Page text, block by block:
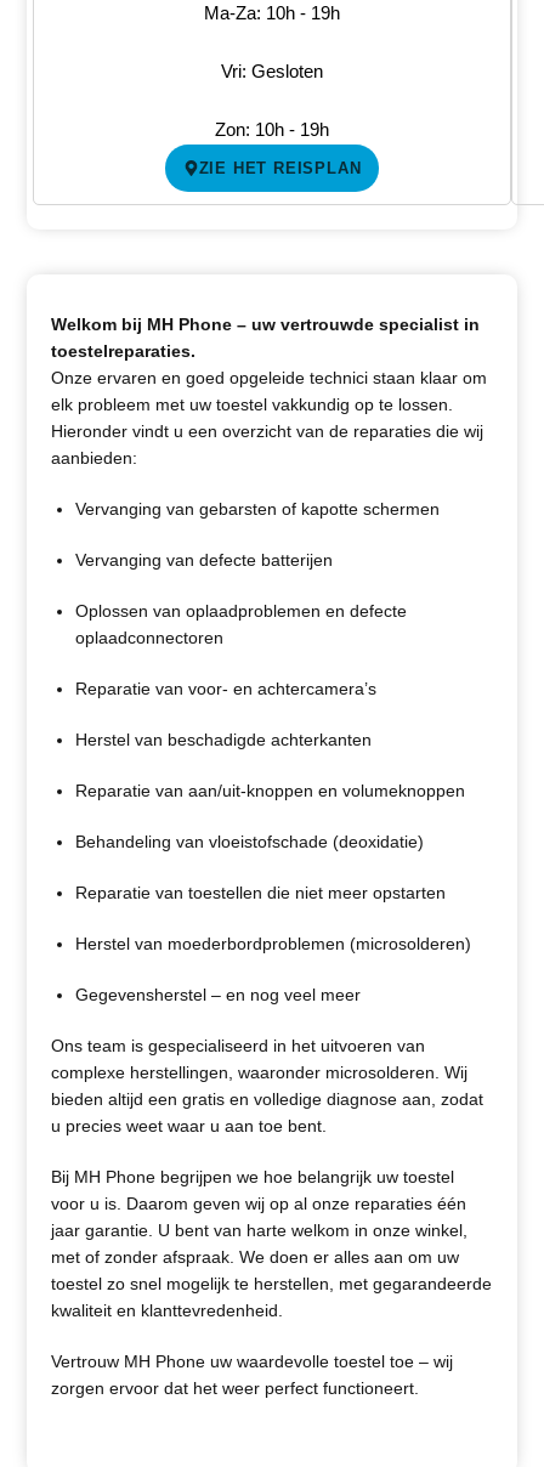
Ma-Za: 10h - 19h
Vri: Gesloten
Zon: 10h - 19h
ZIE HET REISPLAN
Welkom bij MH Phone – uw vertrouwde specialist in
toestelreparaties.
Onze ervaren en goed opgeleide technici staan klaar om
elk probleem met uw toestel vakkundig op te lossen.
Hieronder vindt u een overzicht van de reparaties die wij
aanbieden:
Vervanging van gebarsten of kapotte schermen
Vervanging van defecte batterijen
Oplossen van oplaadproblemen en defecte
oplaadconnectoren
Reparatie van voor- en achtercamera’s
Herstel van beschadigde achterkanten
Reparatie van aan/uit-knoppen en volumeknoppen
Behandeling van vloeistofschade (deoxidatie)
Reparatie van toestellen die niet meer opstarten
Herstel van moederbordproblemen (microsolderen)
Gegevensherstel – en nog veel meer
Ons team is gespecialiseerd in het uitvoeren van
complexe herstellingen, waaronder microsolderen. Wij
bieden altijd een gratis en volledige diagnose aan, zodat
u precies weet waar u aan toe bent.
Bij MH Phone begrijpen we hoe belangrijk uw toestel
voor u is. Daarom geven wij op al onze reparaties één
jaar garantie. U bent van harte welkom in onze winkel,
met of zonder afspraak. We doen er alles aan om uw
toestel zo snel mogelijk te herstellen, met gegarandeerde
kwaliteit en klanttevredenheid.
Vertrouw MH Phone uw waardevolle toestel toe – wij
zorgen ervoor dat het weer perfect functioneert.